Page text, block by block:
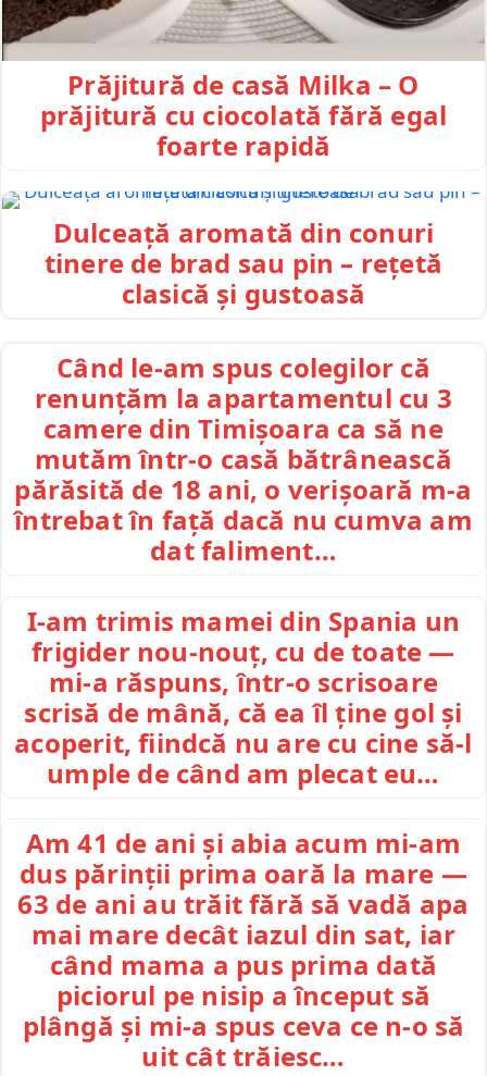
Prăjitură de casă Milka – O
prăjitură cu ciocolată fără egal
foarte rapidă
Dulceață aromată din conuri
tinere de brad sau pin – rețetă
clasică și gustoasă
Când le-am spus colegilor că
renunțăm la apartamentul cu 3
camere din Timișoara ca să ne
mutăm într-o casă bătrânească
părăsită de 18 ani, o verișoară m-a
întrebat în față dacă nu cumva am
dat faliment…
I-am trimis mamei din Spania un
frigider nou-nouț, cu de toate —
mi-a răspuns, într-o scrisoare
scrisă de mână, că ea îl ține gol și
acoperit, fiindcă nu are cu cine să-l
umple de când am plecat eu…
Am 41 de ani și abia acum mi-am
dus părinții prima oară la mare —
63 de ani au trăit fără să vadă apa
mai mare decât iazul din sat, iar
când mama a pus prima dată
piciorul pe nisip a început să
plângă și mi-a spus ceva ce n-o să
uit cât trăiesc…